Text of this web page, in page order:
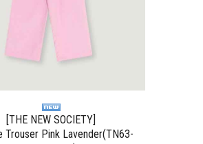
[THE NEW SOCIETY]
Trouser Pink Lavender(TN63-